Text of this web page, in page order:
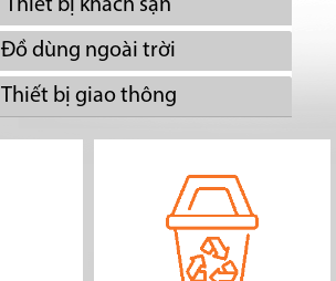
Thiết bị khách sạn
Đồ dùng ngoài trời
Thiết bị giao thông